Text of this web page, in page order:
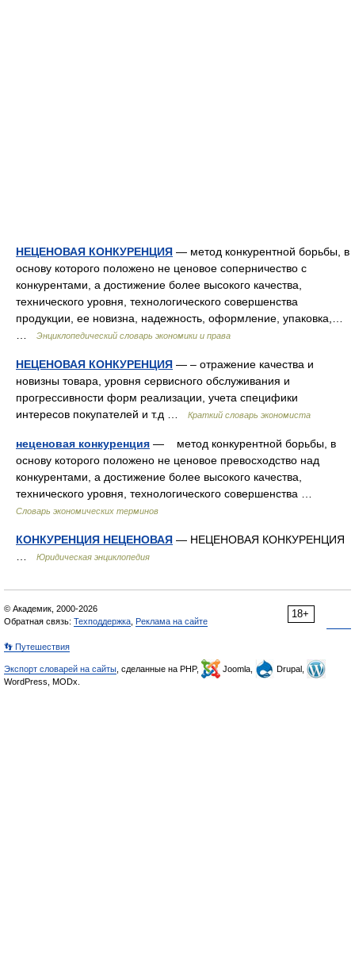
НЕЦЕНОВАЯ КОНКУРЕНЦИЯ — метод конкурентной борьбы, в
основу которого положено не ценовое соперничество с
конкурентами, а достижение более высокого качества,
технического уровня, технологического совершенства
продукции, ее новизна, надежность, оформление, упаковка,…
Энциклопедический словарь экономики и права
НЕЦЕНОВАЯ КОНКУРЕНЦИЯ — – отражение качества и
новизны товара, уровня сервисного обслуживания и
прогрессивности форм реализации, учета специфики
интересов покупателей и т.д …
Краткий словарь экономиста
неценовая конкуренция — метод конкурентной борьбы, в
основу которого положено не ценовое превосходство над
конкурентами, а достижение более высокого качества,
технического уровня, технологического совершенства …
Словарь экономических терминов
КОНКУРЕНЦИЯ НЕЦЕНОВАЯ — НЕЦЕНОВАЯ КОНКУРЕНЦИЯ
Юридическая энциклопедия
18+
© Академик, 2000-2026
Обратная связь: Техподдержка Реклама на сайте
👣 Путешествия
Экспорт словарей на сайты , сделанные на PHP, Joomla,
Drupal,
WordPress, MODx.